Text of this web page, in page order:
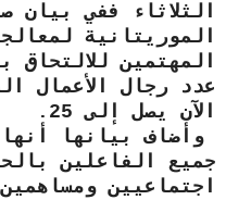
الثلاثاء ففي بيان
الموريتانية
المهتمين للالتحاق
عدد رجال الأعمال
الآن يصل إلى 25.
وأضاف بيانها
جميع الفاعلين
اجتماعيين